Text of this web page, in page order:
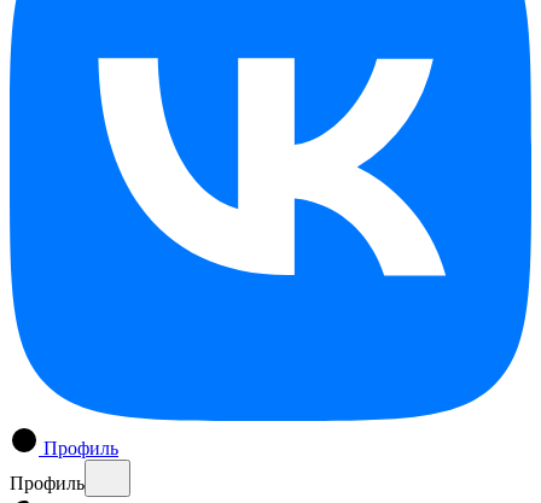
Профиль
Профиль